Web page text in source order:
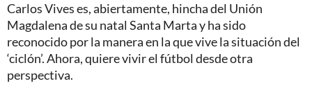
Carlos Vives es, abiertamente, hincha del Unión
Magdalena de su natal Santa Marta y ha sido
reconocido por la manera en la que vive la situación del
‘ciclón’. Ahora, quiere vivir el fútbol desde otra
perspectiva.